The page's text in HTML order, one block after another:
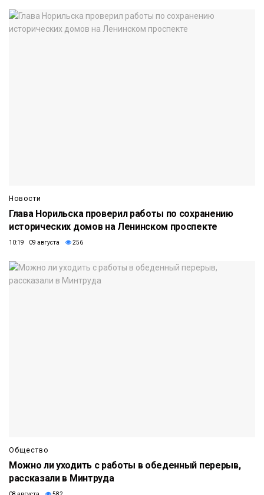
Новости
Глава Норильска проверил работы по сохранению
исторических домов на Ленинском проспекте
10:19 09 августа 256
Общество
Можно ли уходить с работы в обеденный перерыв,
рассказали в Минтруда